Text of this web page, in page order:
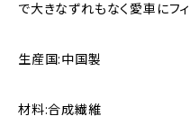
で大きなずれもなく愛車にフィ
生産国:中国製
材料:合成繊維